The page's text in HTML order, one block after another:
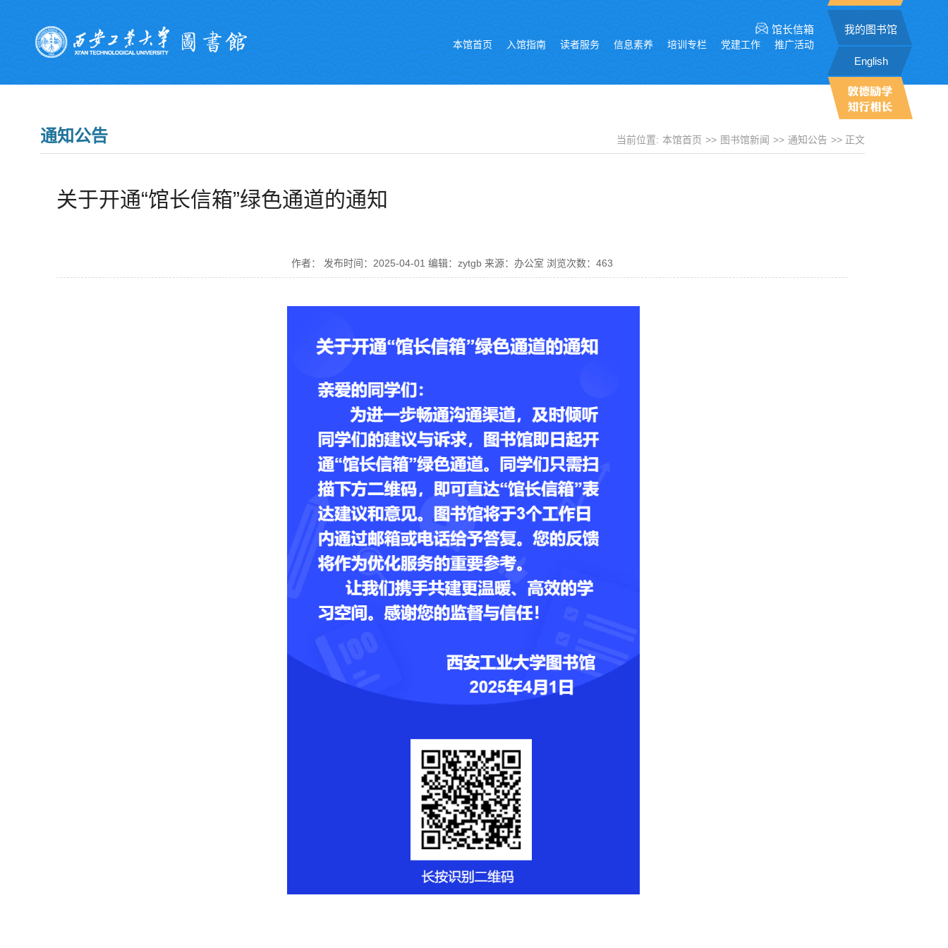
馆长信箱
本馆首页 入馆指南 读者服务 信息素养 培训专栏 党建工作 推广活动
我的图书馆
English
通知公告 当前位置: 本馆首页 >> 图书馆新闻 >> 通知公告 >> 正文
关于开通“馆长信箱”绿色通道的通知
作者： 发布时间：2025-04-01 编辑：zytgb 来源：办公室 浏览次数：463